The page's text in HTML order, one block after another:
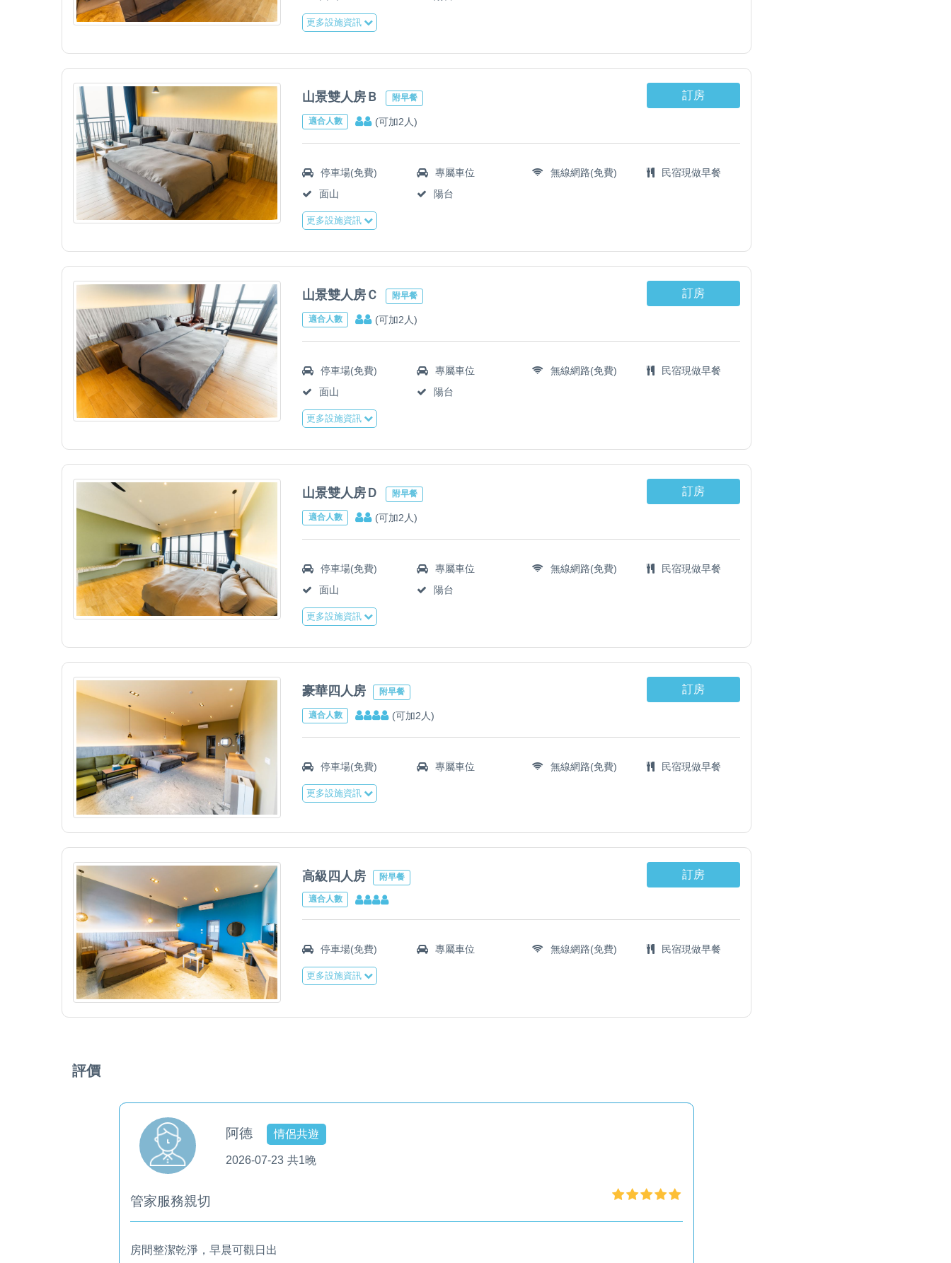
更多設施資訊
山景雙人房Ｂ 附早餐
適合人數 (可加2人)
訂房
停車場(免費) 專屬車位 無線網路(免費)
民宿現做早餐
面山
陽台
更多設施資訊
山景雙人房Ｃ 附早餐
適合人數 (可加2人)
訂房
停車場(免費) 專屬車位 無線網路(免費)
民宿現做早餐
面山
陽台
更多設施資訊
山景雙人房Ｄ 附早餐
適合人數 (可加2人)
訂房
停車場(免費) 專屬車位 無線網路(免費)
民宿現做早餐
面山
陽台
更多設施資訊
豪華四人房 附早餐
適合人數 (可加2人)
訂房
停車場(免費) 專屬車位 無線網路(免費) 民宿現做早餐
更多設施資訊
高級四人房 附早餐
適合人數
訂房
停車場(免費) 專屬車位 無線網路(免費) 民宿現做早餐
更多設施資訊
評價
阿德 情侶共遊
2026-07-23 共1晚
管家服務親切
房間整潔乾淨，早晨可觀日出